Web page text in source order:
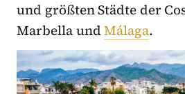
und größten Städte der
Marbella undMálaga.